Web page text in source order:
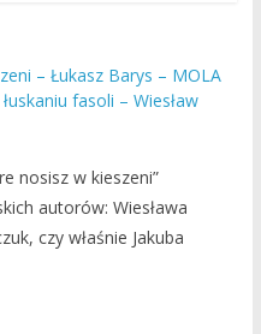
– Łukasz Barys – MOLA
fasoli – Wiesław
nosisz w kieszeni”
autorów: Wiesława
czy właśnie Jakuba